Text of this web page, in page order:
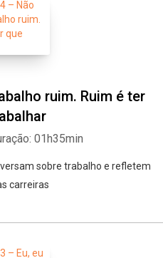
ruim. Ruim é ter
01h35min
sobre trabalho e refletem
carreiras